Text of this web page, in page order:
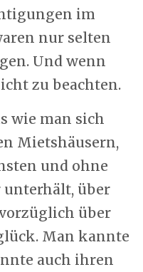
im
nur selten
Und wenn
zu beachten.
wie man sich
Mietshäusern,
und ohne
unterhält, über
über
Man kannte
auch ihren